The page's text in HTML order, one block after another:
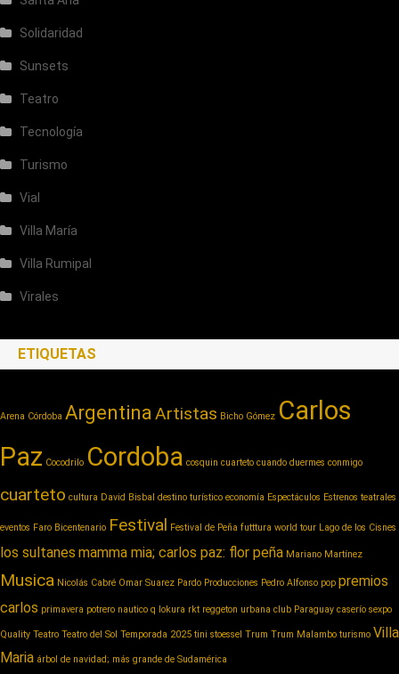
Solidaridad
Sunsets
Teatro
Tecnología
Turismo
Vial
Villa María
Villa Rumipal
Virales
ETIQUETAS
Arena Córdoba ArgentinaArtistas Bicho Gómez Carlos
Paz Cocodrilo Cordoba cosquin cuarteto cuando duermes conmigo
cuarteto cultura David Bisbal destino turístico economía Espectáculos Estrenos teatrales
eventos Faro Bicentenario Festival Festival de Peña futttura world tour Lago de los Cisnes
los sultanes mamma mia; carlos paz: flor peña Mariano Martínez
Musica Nicolás Cabré Omar Suarez Pardo Producciones Pedro Alfonso pop premios
carlos primavera potrero nautico q lokura rkt reggeton urbana club Paraguay caserío sexpo
Quality Teatro Teatro del Sol Temporada 2025 tini stoessel Trum Trum Malambo turismo Villa
Maria árbol de navidad; más grande de Sudamérica